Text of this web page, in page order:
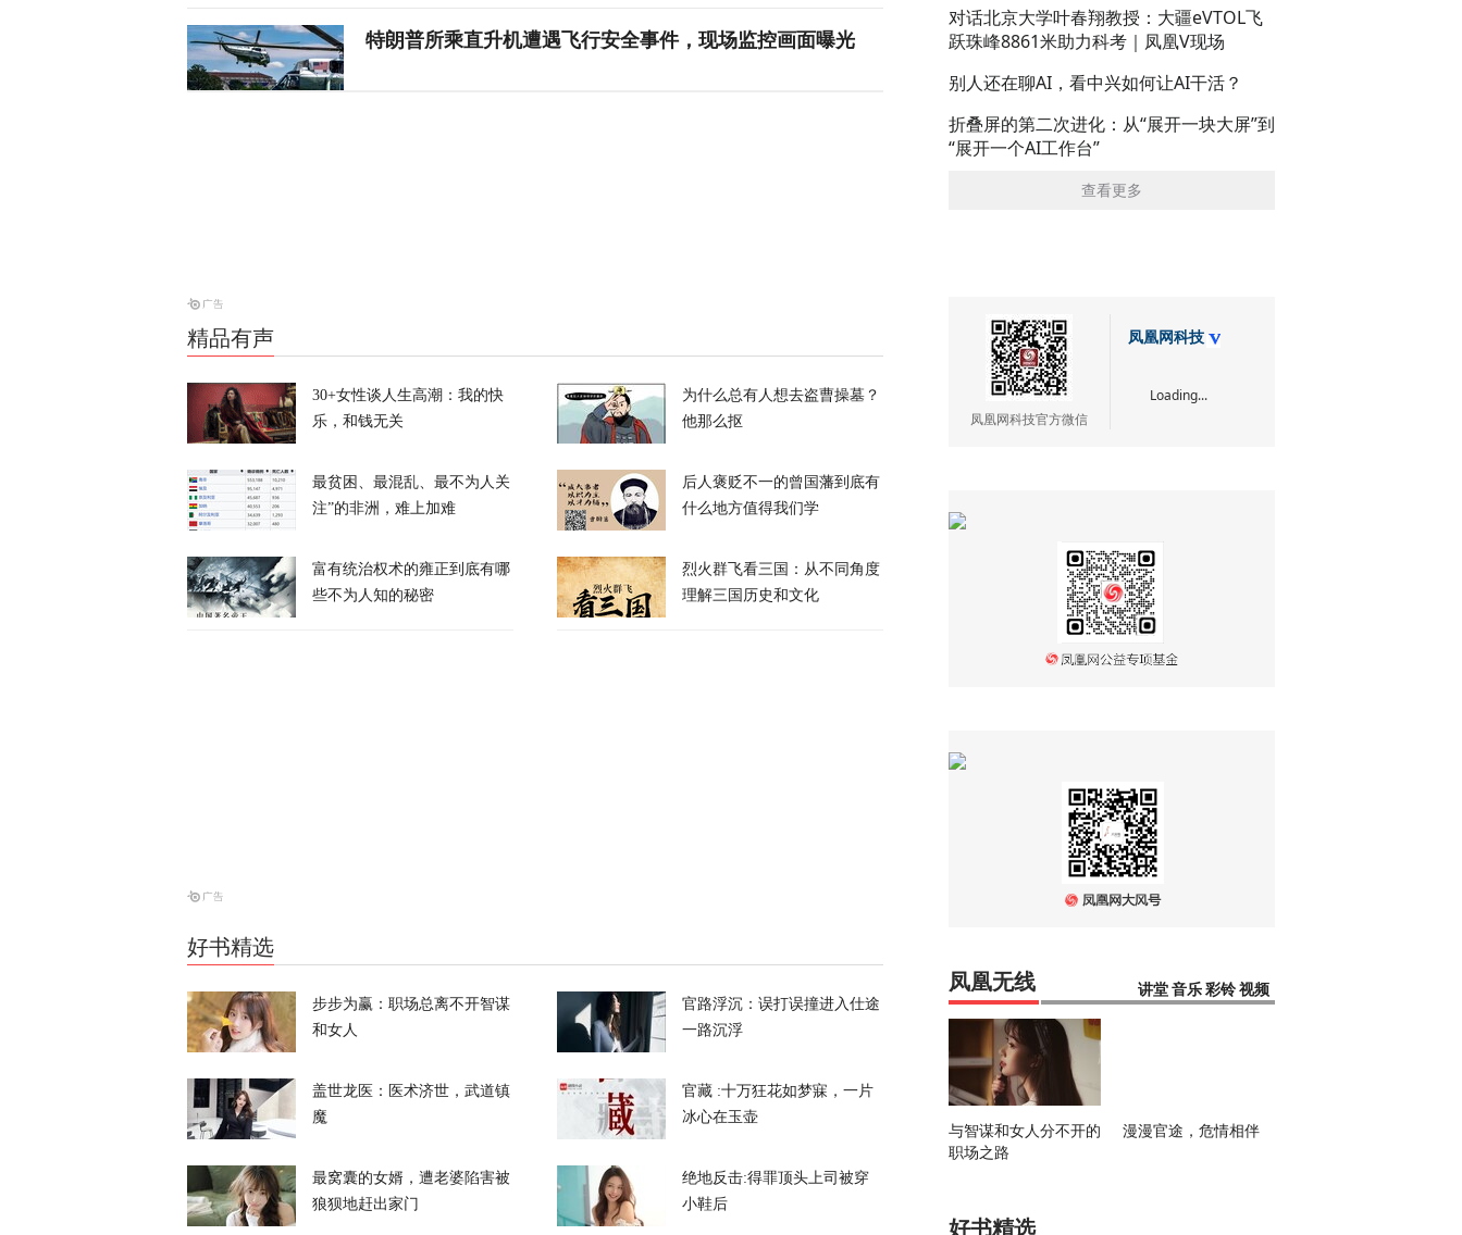
特朗普所乘直升机遭遇飞行安全事件，现场监控画面曝光
天下事 374
西班牙前线观察：一条社交媒体视频，为何让上万年轻人赌
凤凰大参考 40
一个月囤20万吨！美国囤铜量或破百年纪录，背后意图耐人
寻味？
又又切克闹
炸河床、停核电、运费暴涨……百年一遇大旱席卷欧洲重创
伊朗与阿曼会谈最新细节曝光
精品有声
30+女性谈人生高潮：我的快
乐，和钱无关
为什么总有人想去盗曹操墓？
他那么抠
最贫困、最混乱、最不为人关
注”的非洲，难上加难
后人褒贬不一的曾国藩到底有
什么地方值得我们学
富有统治权术的雍正到底有哪
些不为人知的秘密
烈火群飞看三国：从不同角度
理解三国历史和文化
好书精选
步步为赢：职场总离不开智谋
和女人
官路浮沉：误打误撞进入仕途
一路沉浮
盖世龙医：医术济世，武道镇
魔
官藏 :十万狂花如梦寐，一片
冰心在玉壶
最窝囊的女婿，遭老婆陷害被
狼狈地赶出家门
绝地反击:得罪顶头上司被穿
小鞋后
对话北京大学叶春翔教授：大疆eVTOL飞
跃珠峰8861米助力科考｜凤凰V现场
别人还在聊AI，看中兴如何让AI干活？
折叠屏的第二次进化：从“展开一块大屏”到
“展开一个AI工作台”
查看更多
凤凰网科技官方微信
凤凰网科技
Loading...
讲堂 音乐 彩铃 视频
凤凰无线
与智谋和女人分不开的
职场之路
漫漫官途，危情相伴
好书精选